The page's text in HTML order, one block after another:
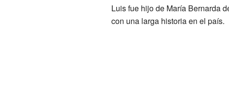
Luis fue hijo de María Bernarda
con una larga historia en el país.